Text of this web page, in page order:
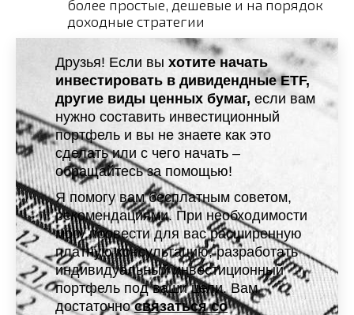
более простые, дешевые и на порядок
доходные стратегии
Друзья! Если вы хотите начать
инвестировать в дивидендные ETF,
другие виды ценных бумаг, если вам
нужно составить инвестиционный
портфель и вы не знаете как это
сделать или с чего начать –
обращайтесь за помощью!
Я помогу вам бесплатным советом,
рекомендациями. При необходимости
могу провести для вас расширенную
платную консультацию, разработать
индивидуальный инвестиционный
портфель под ваши цели. Вам
достаточносвязаться со